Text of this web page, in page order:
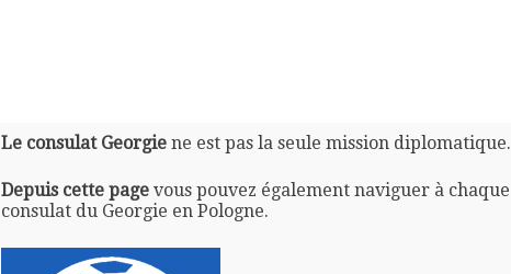
Le consulat Georgiene est pas la seule mission diplomatique.
Depuis cette pagevous pouvez également naviguer à chaque
consulat du Georgie en Pologne.